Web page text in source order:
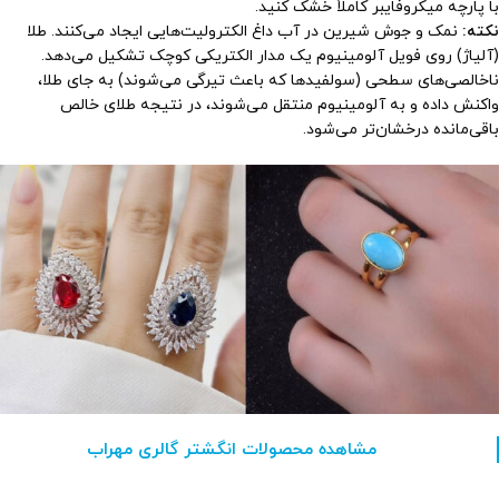
با پارچه میکروفایبر کاملاً خشک کنید.
نکته: نمک و جوش شیرین در آب داغ الکترولیت‌هایی ایجاد می‌کنند. طلا
(آلیاژ) روی فویل آلومینیوم یک مدار الکتریکی کوچک تشکیل می‌دهد.
ناخالصی‌های سطحی (سولفیدها که باعث تیرگی می‌شوند) به جای طلا،
واکنش داده و به آلومینیوم منتقل می‌شوند، در نتیجه طلای خالص
باقی‌مانده درخشان‌تر می‌شود.
مشاهده محصولات انگشتر گالری مهراب